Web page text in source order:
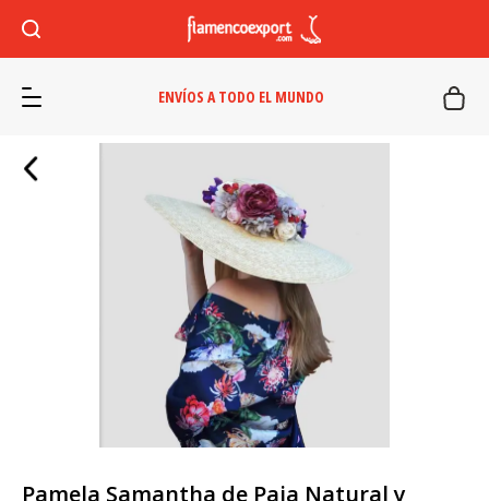
ENVÍOS A TODO EL MUNDO
Pamela Samantha de Paja Natural y